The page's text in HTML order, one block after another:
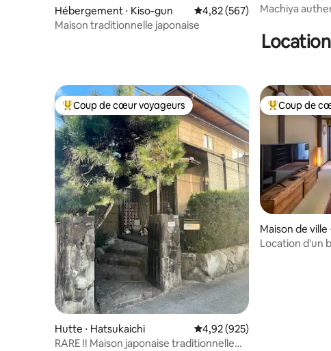
Hébergement ⋅ Kiso-gun Évaluation moyenne sur la
4,82 (567)
Maison traditionnelle japonaise
Machiya
Coups de cœur voyageurs les plus appréciés
Coup de cœur voyageurs
Hutte ⋅ Hatsukaichi Évaluation moyenne sur la
4,92 (925)
RARE !! Maison japonaise traditionnelle
Coups de
Coup de
Maison de ville
Location d'un